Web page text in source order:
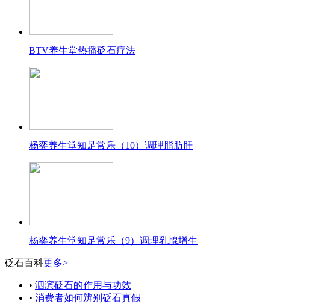
BTV养生堂热播砭石疗法
杨奕养生堂知足常乐（10）调理脂肪肝
杨奕养生堂知足常乐（9）调理乳腺增生
砭石百科更多>
• 泗滨砭石的作用与功效
• 消费者如何辨别砭石真假